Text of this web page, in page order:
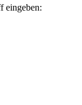
eingeben: